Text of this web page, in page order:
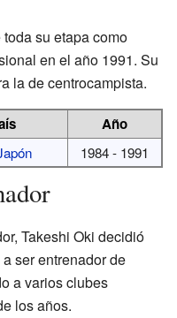
su etapa como
en el año 1991. Su
la de centrocampista.
Año
1984 - 1991
Takeshi Oki decidió
ser entrenador de
a varios clubes
los años.